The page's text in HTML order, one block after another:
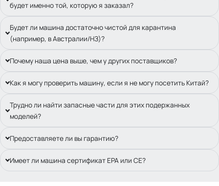
будет именно той, которую я заказал?
Будет ли машина достаточно чистой для карантина
(например, в Австралии/НЗ)?
Почему наша цена выше, чем у других поставщиков?
Как я могу проверить машину, если я не могу посетить Китай?
Трудно ли найти запасные части для этих подержанных
моделей?
Предоставляете ли вы гарантию?
Имеет ли машина сертификат EPA или CE?